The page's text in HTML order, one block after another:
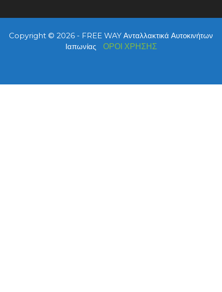
Copyright © 2026 - FREE WAY Ανταλλακτικά Αυτοκινήτων
Ιαπωνίας
ΟΡΟΙ ΧΡΗΣΗΣ